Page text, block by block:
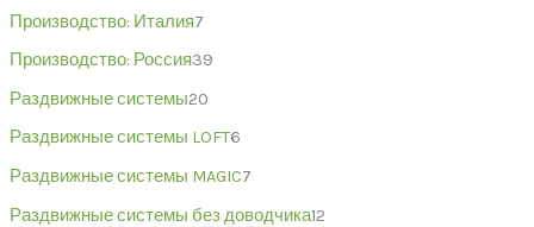
Производство: Италия7
Производство: Россия39
Раздвижные системы20
Раздвижные системы LOFT6
Раздвижные системы MAGIC7
Раздвижные системы без доводчика12